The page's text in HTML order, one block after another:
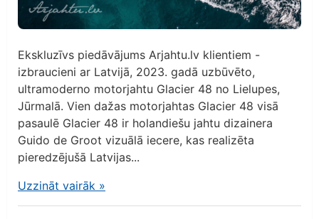
Ekskluzīvs piedāvājums Arjahtu.lv klientiem -
izbraucieni ar Latvijā, 2023. gadā uzbūvēto,
ultramoderno motorjahtu Glacier 48 no Lielupes,
Jūrmalā. Vien dažas motorjahtas Glacier 48 visā
pasaulē Glacier 48 ir holandiešu jahtu dizainera
Guido de Groot vizuālā iecere, kas realizēta
pieredzējušā Latvijas...
Uzzināt vairāk »